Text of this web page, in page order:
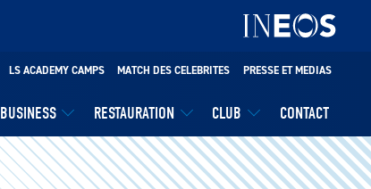
BUSINESS RESTAURATION CLUB CONTACT
LS ACADEMY CAMPS MATCH DES CELEBRITES PRESSE ET MEDIAS